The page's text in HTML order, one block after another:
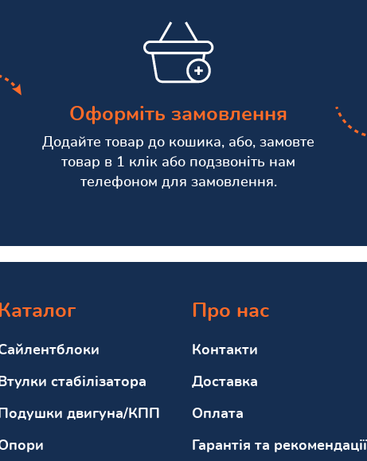
Оформіть замовлення
Додайте товар до кошика, або, замовте
товар в 1 клік або подзвоніть нам
телефоном для замовлення.
стабілізатора
двигуна/КПП
Про нас
Контакти
Доставка
Оплата
Гарантія та рекомендації